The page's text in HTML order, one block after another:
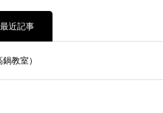
近記事
教室）